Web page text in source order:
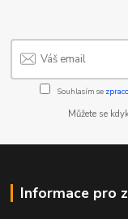
Souhlasím se
Můžete se
Informace pro